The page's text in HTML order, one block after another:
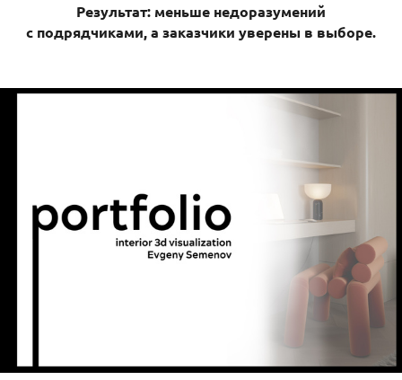
Результат: меньше недоразумений
с подрядчиками, а заказчики уверены в выборе.